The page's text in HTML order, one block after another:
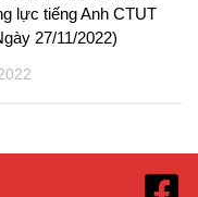
lực tiếng Anh CTUT
27/11/2022)